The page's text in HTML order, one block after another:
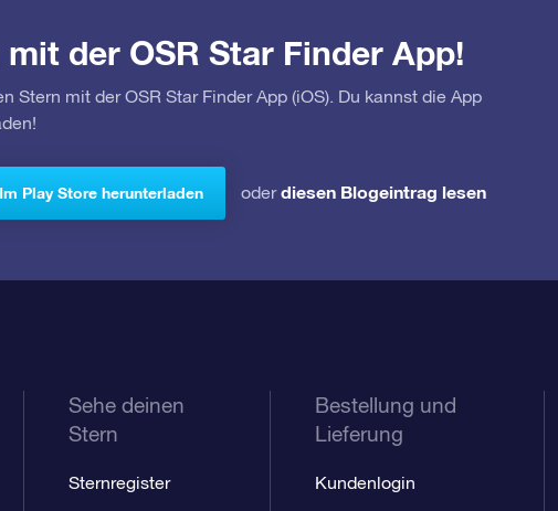
der OSR Star Finder App!
mit der OSR Star Finder App (iOS). Du kannst die App
Im Play Store herunterladen oderdiesen Blogeintrag lesen
Sehe deinen
Stern
Sternregister
Bestellung und
Lieferung
Kundenlogin